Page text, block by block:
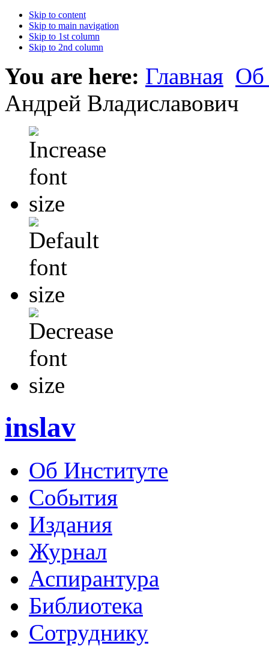
Skip to content
Skip to main navigation
Skip to 1st column
Skip to 2nd column
You are here: Главная Об
Андрей Владиславович
inslav
Об Институте
События
Издания
Журнал
Аспирантура
Библиотека
Сотруднику